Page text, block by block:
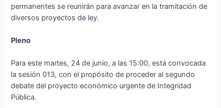
permanentes se reunirán para avanzar en la tramitación de
diversos proyectos de ley.
Pleno
Para este martes, 24 de junio, a las 15:00, está convocada
la sesión 013, con el propósito de proceder al segundo
debate del proyecto económico urgente de Integridad
Pública.